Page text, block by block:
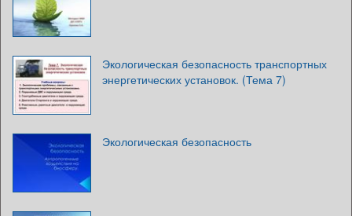
Экологическая безопасность транспортных
энергетических установок. (Тема 7)
Экологическая безопасность